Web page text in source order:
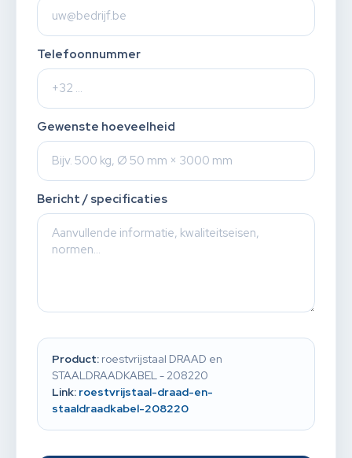
Telefoonnummer
Gewenste hoeveelheid
Bericht / specificaties
Product: roestvrijstaal DRAAD en
STAALDRAADKABEL - 208220
Link: roestvrijstaal-draad-en-
staaldraadkabel-208220